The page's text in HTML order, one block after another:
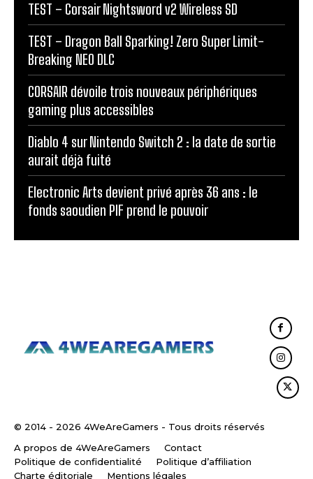
TEST – Corsair Nightsword v2 Wireless SD
TEST – Dragon Ball Sparking! Zero Super Limit-
Breaking NEO DLC
CORSAIR dévoile trois nouveaux périphériques
gaming plus accessibles
Diablo 4 sur Nintendo Switch 2 : la date de sortie
aurait déjà fuité
Electronic Arts devient privé après 36 ans : le
fonds saoudien PIF prend le pouvoir
© 2014 - 2026 4WeAreGamers - Tous droits réservés
A propos de 4WeAreGamers
Contact
Politique de confidentialité
Politique d’affiliation
Charte éditoriale
Mentions légales